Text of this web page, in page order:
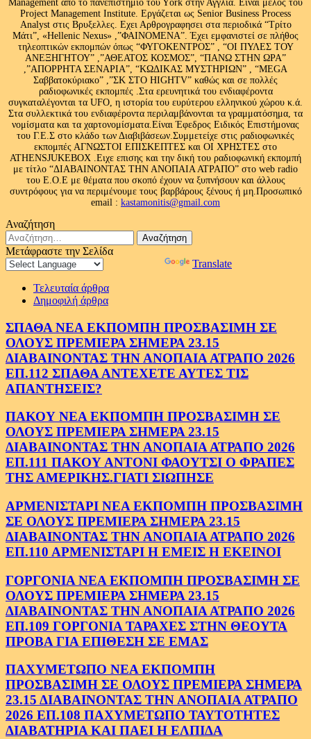
Management από το πανεπιστήμιο του Υork στην Αγγλία. Είναι μέλος του
Project Management Institute. Εργάζεται ως Senior Business Process
Analyst στις Βρυξελλες. Εχει Αρθρογραφησει στα περιοδικά “Τρίτο
Μάτι”, «Hellenic Nexus» ,”ΦΑΙΝΟΜΕΝΑ”. Έχει εμφανιστεί σε πλήθος
τηλεοπτικών εκπομπών όπως “ΦΥΓΟΚΕΝΤΡΟΣ” , “ΟΙ ΠΥΛΕΣ ΤΟΥ
ΑΝΕΞΗΓΗΤΟΥ” ,”ΑΘΕΑΤΟΣ ΚΟΣΜΟΣ”, “ΠΑΝΩ ΣΤΗΝ ΩΡΑ”
,”ΑΠΟΡΡΗΤΑ ΣΕΝΑΡΙΑ”, “ΚΩΔΙΚΑΣ ΜΥΣΤΗΡΙΩΝ” , “MEGA
Σαββατοκύριακο” ,”ΣΚ ΣΤΟ HIGHTV” καθώς και σε πολλές
ραδιοφωνικές εκπομπές .Στα ερευνητικά του ενδιαφέροντα
συγκαταλέγονται τα UFO, η ιστορία του ευρύτερου ελληνικού χώρου κ.ά.
Στα συλλεκτικά του ενδιαφέροντα περιλαμβάνονται τα γραμματόσημα, τα
νομίσματα και τα χαρτονομίσματα.Είναι Έφεδρος Ειδικός Επιστήμονας
του Γ.Ε.Σ στο κλάδο των Διαβιβάσεων.Συμμετείχε στις ραδιοφωνικές
εκπομπές ΑΓΝΩΣΤΟΙ ΕΠΙΣΚΕΠΤΕΣ και ΟΙ ΧΡΗΣΤΕΣ στο
ATHENSJUKEBOX .Ειχε επισης και την δική του ραδιοφωνική εκπομπή
με τίτλο “ΔΙΑΒΑΙΝΟΝΤΑΣ ΤΗΝ ΑΝΟΠΑΙΑ ΑΤΡΑΠΟ” στο web radio
του Ε.Ο.Ε με θέματα που σκοπό έχουν να ξυπνήσουν και άλλους
συντρόφους για να περιμένουμε τους βαρβάρους ξένους ή μη.Προσωπικό
email : kastamonitis@gmail.com
Αναζήτηση
Αναζήτηση
για:
Μετάφραστε την Σελίδα
Translate
Τελευταία άρθρα
Δημοφιλή άρθρα
ΣΠΑΘΑ ΝΕΑ ΕΚΠΟΜΠΗ ΠΡΟΣΒΑΣΙΜΗ ΣΕ
ΟΛΟΥΣ ΠΡΕΜΙΕΡΑ ΣΗΜΕΡΑ 23.15
ΔΙΑΒΑΙΝΟΝΤΑΣ ΤΗΝ ΑΝΟΠΑΙΑ ΑΤΡΑΠΟ 2026
ΕΠ.112 ΣΠΑΘΑ ΑΝΤΕΧΕΤΕ ΑΥΤΕΣ ΤΙΣ
ΑΠΑΝΤΗΣΕΙΣ?
ΠΑΚΟΥ ΝΕΑ ΕΚΠΟΜΠΗ ΠΡΟΣΒΑΣΙΜΗ ΣΕ
ΟΛΟΥΣ ΠΡΕΜΙΕΡΑ ΣΗΜΕΡΑ 23.15
ΔΙΑΒΑΙΝΟΝΤΑΣ ΤΗΝ ΑΝΟΠΑΙΑ ΑΤΡΑΠΟ 2026
ΕΠ.111 ΠΑΚΟΥ ΑΝΤΟΝΙ ΦΑΟΥΤΣΙ Ο ΦΡΑΠΕΣ
ΤΗΣ ΑΜΕΡΙΚΗΣ.ΓΙΑΤΙ ΣΙΩΠΗΣΕ
ΑΡΜΕΝΙΣΤΑΡΙ ΝΕΑ ΕΚΠΟΜΠΗ ΠΡΟΣΒΑΣΙΜΗ
ΣΕ ΟΛΟΥΣ ΠΡΕΜΙΕΡΑ ΣΗΜΕΡΑ 23.15
ΔΙΑΒΑΙΝΟΝΤΑΣ ΤΗΝ ΑΝΟΠΑΙΑ ΑΤΡΑΠΟ 2026
ΕΠ.110 ΑΡΜΕΝΙΣΤΑΡΙ Η ΕΜΕΙΣ Η ΕΚΕΙΝΟΙ
ΓΟΡΓΟΝΙΑ ΝΕΑ ΕΚΠΟΜΠΗ ΠΡΟΣΒΑΣΙΜΗ ΣΕ
ΟΛΟΥΣ ΠΡΕΜΙΕΡΑ ΣΗΜΕΡΑ 23.15
ΔΙΑΒΑΙΝΟΝΤΑΣ ΤΗΝ ΑΝΟΠΑΙΑ ΑΤΡΑΠΟ 2026
ΕΠ.109 ΓΟΡΓΟΝΙΑ ΤΑΡΑΧΕΣ ΣΤΗΝ ΘΕΟΥΤΑ
ΠΡΟΒΑ ΓΙΑ ΕΠΙΘΕΣΗ ΣΕ ΕΜΑΣ
ΠΑΧΥΜΕΤΩΠΟ ΝΕΑ ΕΚΠΟΜΠΗ
ΠΡΟΣΒΑΣΙΜΗ ΣΕ ΟΛΟΥΣ ΠΡΕΜΙΕΡΑ ΣΗΜΕΡΑ
23.15 ΔΙΑΒΑΙΝΟΝΤΑΣ ΤΗΝ ΑΝΟΠΑΙΑ ΑΤΡΑΠΟ
2026 ΕΠ.108 ΠΑΧΥΜΕΤΩΠΟ ΤΑΥΤΟΤΗΤΕΣ
ΔΙΑΒΑΤΗΡΙΑ ΚΑΙ ΠΑΕΙ Η ΕΛΠΙΔΑ